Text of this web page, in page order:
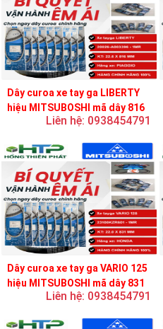
Dây curoa xe tay ga LIBERTY
hiệu MITSUBOSHI mã dây 816
Liên hệ: 0938454791
Dây curoa xe tay ga VARIO 125
hiệu MITSUBOSHI mã dây 831
Liên hệ: 0938454791